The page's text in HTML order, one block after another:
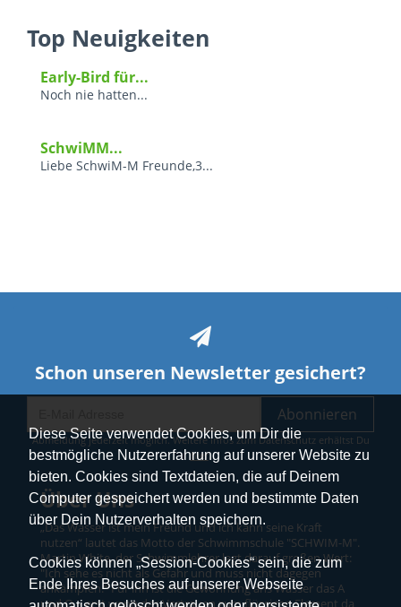
Diese Seite verwendet Cookies, um Dir die
bestmögliche Nutzererfahrung auf unserer Website zu
bieten. Cookies sind Textdateien, die auf Deinem
Computer gespeichert werden und bestimmte Daten
über Dein Nutzerverhalten speichern.
Cookies können „Session-Cookies“ sein, die zum
Ende Ihres Besuches auf unserer Webseite
Top Neuigkeiten
Early-Bird für...
Noch nie hatten...
SchwiMM...
Liebe SchwiM-M Freunde,3...
Schon unseren Newsletter gesichert?
Abonnieren
Abmeldung jederzeit möglich. Weitere Infos zum Datenschutz erhältst Du
hier.
Über Uns
„Das Wasser ist mein Freund und ich kann seine Kraft
nutzen“ lautet das Motto der Schwimmschule "SCHWIM-M".
Martin White, der Schwimmlehrer legt darauf großen Wert:
"Ich sehe es nicht als Gefahr und muss nicht dagegen
ankämpfen.“ Für ihn ist die Gewöhnung ans Wasser das A
und O – erst wenn das Vertrauen zum flüssigen Element da